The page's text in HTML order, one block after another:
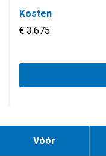
Kosten
€ 3.675
Vóór